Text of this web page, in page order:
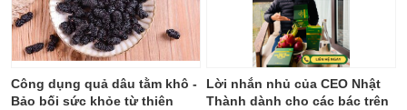
Công dụng quả dâu tằm khô -
Bảo bối sức khỏe từ thiên
Lời nhắn nhủ của CEO Nhật
Thành dành cho các bác trên